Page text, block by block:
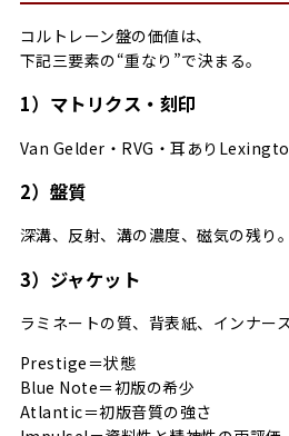
コルトレーン盤の価値は、
下記三要素の“重なり”で決まる。
1）マトリクス・刻印
Van Gelder・RVG・耳あり
2）盤質
深溝、反射、溝の濃度、磁気の残り。
3）ジャケット
ラミネートの質、背表紙、インナー
Prestige＝状態
Blue Note＝初版の希少
Atlantic＝初版音質の強さ